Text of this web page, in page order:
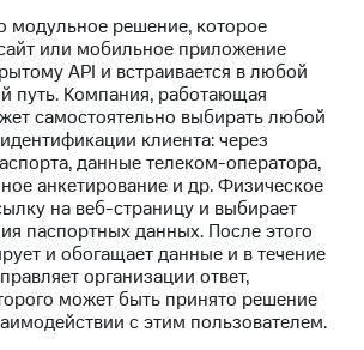
модульное решение, которое
или мобильное приложение
API и встраивается в любой
путь. Компания, работающая
самостоятельно выбирать любой
клиента: через
данные телеком-оператора,
анкетирование и др. Физическое
на веб-страницу и выбирает
паспортных данных. После этого
и обогащает данные и в течение
организации ответ,
может быть принято решение
с этим пользователем.